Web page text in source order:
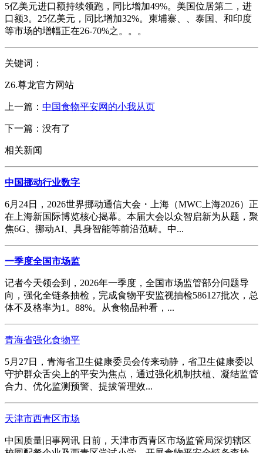
5亿美元进口额持续领跑，同比增加49%。美国位居第二，进
口额3。25亿美元，同比增加32%。柬埔寨、、泰国、和印度
等市场的增幅正在26-70%之。。。
关键词：
Z6.尊龙官方网站
上一篇： 中国食物平安网的小我从页
下一篇：没有了
相关新闻
中国挪动行业数字
6月24日，2026世界挪动通信大会・上海（MWC上海2026）正
在上海新国际博览核心揭幕。本届大会以众智启新为从题，聚
焦6G、挪动AI、具身智能等前沿范畴。中...
一季度全国市场监
记者今天领会到，2026年一季度，全国市场监管部分问题导
向，强化全链条抽检，完成食物平安监视抽检586127批次，总
体不及格率为1。88%。从食物品种看，...
青海省强化食物平
5月27日，青海省卫生健康委员会传来动静，省卫生健康委以
守护群众舌尖上的平安为焦点，通过强化机制扶植、凝结监管
合力、优化监测预警、提拔管理效...
天津市西青区市场
中国质量旧事网讯 日前，天津市西青区市场监管局深切辖区